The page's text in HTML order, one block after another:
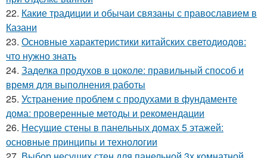
22. Какие традиции и обычаи связаны с православием в
Казани
23. Основные характеристики китайских светодиодов:
что нужно знать
24. Заделка продухов в цоколе: правильный способ и
время для выполнения работы
25. Устранение проблем с продухами в фундаменте
дома: проверенные методы и рекомендации
26. Несущие стены в панельных домах 5 этажей:
основные принципы и технологии